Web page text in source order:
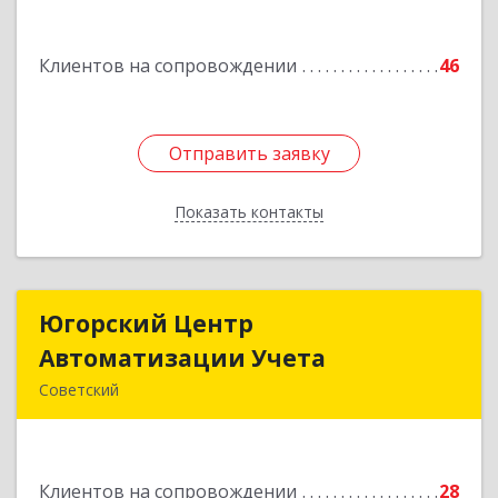
Клиентов на сопровождении 46
Отправить заявку
Показать контакты
Отправить заявку
Назад
Югорский Центр
Автоматизации Учета
Советский
Клиентов на сопровождении
28
Югорский Центр
Автоматизации Учета